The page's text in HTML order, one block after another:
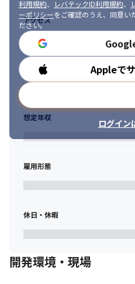
利用規約、 レバテックID利用規約、
ーポリシーをご確認のうえ、同意い
ださい。
Appleで
ログイン
アクセス
勤務時間
想定年収
雇用形態
休日・休暇
開発環境・現場